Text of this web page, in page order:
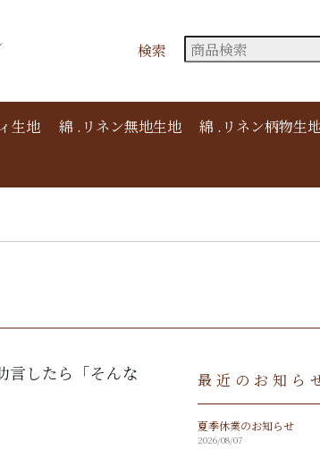
検索
生地 綿 .リネン無地生地
綿 .リネン柄物生
言したら「そんな
最近のお知ら
夏季休業のお知らせ
2026/08/07